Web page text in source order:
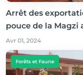
Arrêt des
pouce de la Magzi
Avr 01, 2024
Forêts et Faune